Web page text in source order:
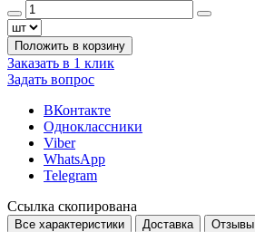
Положить в корзину
Заказать в 1 клик
Задать вопрос
ВКонтакте
Одноклассники
Viber
WhatsApp
Telegram
Ссылка скопирована
Все характеристики Доставка Отзывы